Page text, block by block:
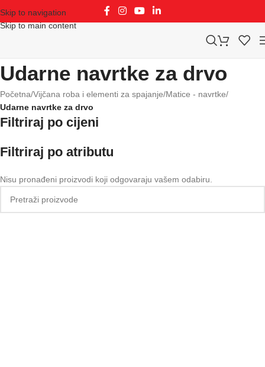
Skip to navigation
Skip to main content
Udarne navrtke za drvo
Početna/Vijčana roba i elementi za spajanje/Matice - navrtke/
Udarne navrtke za drvo
Filtriraj po cijeni
Filtriraj po atributu
Nisu pronađeni proizvodi koji odgovaraju vašem odabiru.